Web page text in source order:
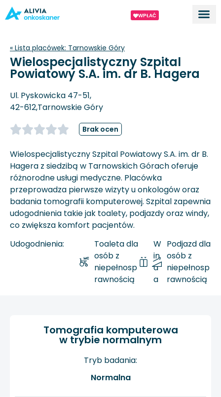
WPŁAĆ
« Lista placówek: Tarnowskie Góry
Wielospecjalistyczny Szpital
Powiatowy S.A. im. dr B. Hagera
Ul. Pyskowicka 47-51,
42-612,Tarnowskie Góry
Brak ocen
Wielospecjalistyczny Szpital Powiatowy S.A. im. dr B.
Hagera z siedzibą w Tarnowskich Górach oferuje
różnorodne usługi medyczne. Placówka
przeprowadza pierwsze wizyty u onkologów oraz
badania tomografii komputerowej. Szpital zapewnia
udogodnienia takie jak toalety, podjazdy oraz windy,
co zwiększa komfort pacjentów.
Udogodnienia:
Toaleta dla
osób z
niepełnosp
rawnością
W
in
d
a
Podjazd dla
osób z
niepełnosp
rawnością
Tomografia komputerowa
w trybie normalnym
Tryb badania:
Normalna